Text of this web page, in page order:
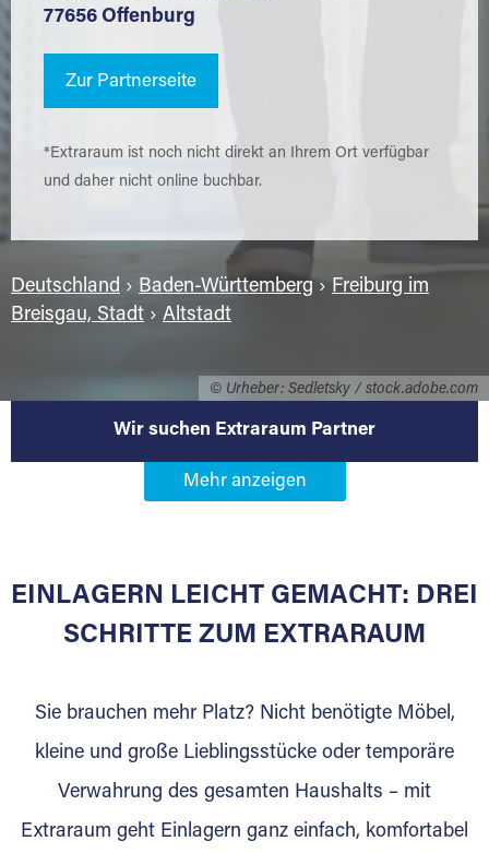
© Urheber: Sedletsky / stock.adobe.com
77656 Offenburg
Zur Partnerseite
*Extraraum ist noch nicht direkt an Ihrem Ort verfügbar
und daher nicht online buchbar.
Deutschland › Baden-Württemberg › Freiburg im
Breisgau, Stadt › Altstadt
Wir suchen Extraraum Partner
Werden Sie Extraraum Partner in
Sie bieten Kunden Lagerraum zur Miete, der
wurde? Werden Sie jetzt Extraraum Partner
und generieren Sie über das Portal neue
Lagerkunden und Vermietungen.
Ihre Vorteile als Extraraum Partner:
Marktgerechte Preise
EINLAGERN LEICHT GEMACHT: DREI
SCHRITTE ZUM EXTRARAUM
Sie brauchen mehr Platz? Nicht benötigte Möbel,
kleine und große Lieblingsstücke oder temporäre
Verwahrung des gesamten Haushalts – mit
Extraraum geht Einlagern ganz einfach, komfortabel